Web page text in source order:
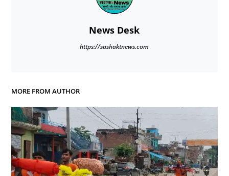
News Desk
https://sashaktnews.com
MORE FROM AUTHOR